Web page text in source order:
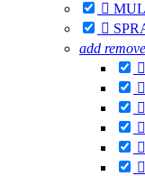


add remove





